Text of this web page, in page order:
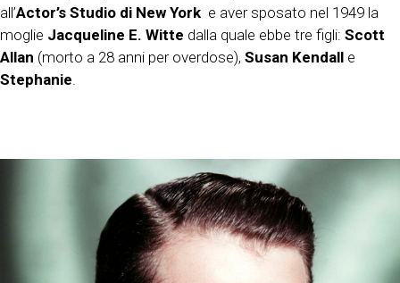
all’Actor’s Studio di New York e aver sposato nel 1949 la
moglie Jacqueline E. Witte dalla quale ebbe tre figli: Scott
Allan (morto a 28 anni per overdose), Susan Kendall e
Stephanie